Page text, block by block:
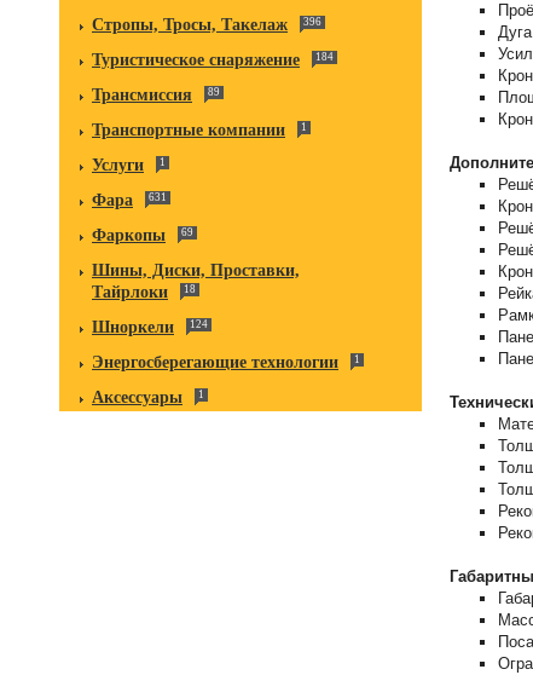
Стропы, Тросы, Такелаж 396
Туристическое снаряжение 184
Трансмиссия 89
Транспортные компании 1
Услуги 1
Фара 631
Фаркопы 69
Шины, Диски, Проставки,
Тайрлоки
18
Шноркели 124
Энергосберегающие технологии 1
Аксессуары 1